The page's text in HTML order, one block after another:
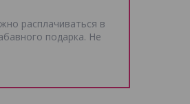
расплачиваться в
подарка. Не